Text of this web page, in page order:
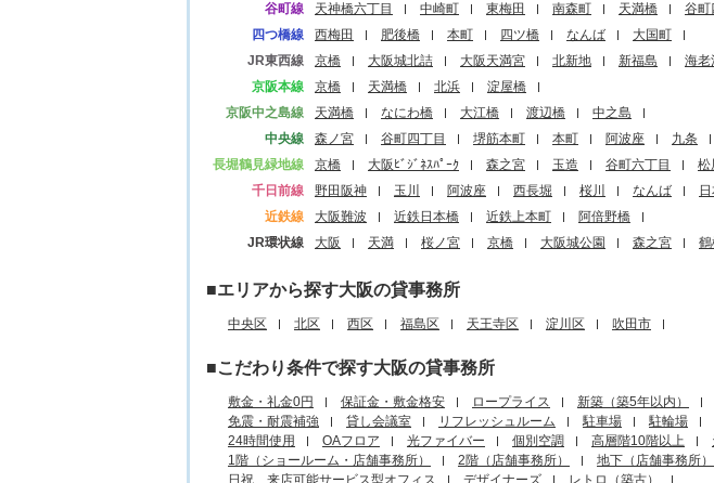
谷町線
天神橋六丁目 中崎町 東梅田 南森町 天満橋 谷町
四つ橋線
西梅田 肥後橋 本町 四ツ橋 なんば
大国町
JR東西線
京橋 大阪城北詰 大阪天満宮 北新地 新福島
海老
京阪本線
京橋 天満橋 北浜
淀屋橋
京阪中之島線
天満橋 なにわ橋 大江橋 渡辺橋
中之島
中央線
森ノ宮 谷町四丁目 堺筋本町 本町 阿波座
九条
長堀鶴見緑地線
京橋 大阪ﾋﾞｼﾞﾈｽﾊﾟｰｸ 森之宮 玉造 谷町六丁目 松
千日前線
野田阪神 玉川 阿波座 西長堀 桜川 なんば
近鉄線
大阪難波 近鉄日本橋 近鉄上本町
阿倍野橋
JR環状線
大阪 天満 桜ノ宮 京橋 大阪城公園 森之宮
■エリアから探す大阪の貸事務所
中央区 北区 西区 福島区 天王寺区 淀川区 吹田市
■こだわり条件で探す大阪の貸事務所
敷金・礼金0円 保証金・敷金格安 ロープライス 新築（築5年以内）
免震・耐震補強
貸し会議室 リフレッシュルーム 駐車場 駐輪場
24時間使用
OAフロア 光ファイバー 個別空調 高層階10階以上
1階（ショールーム・店舗事務所）
2階（店舗事務所） 地下（店舗事務所）